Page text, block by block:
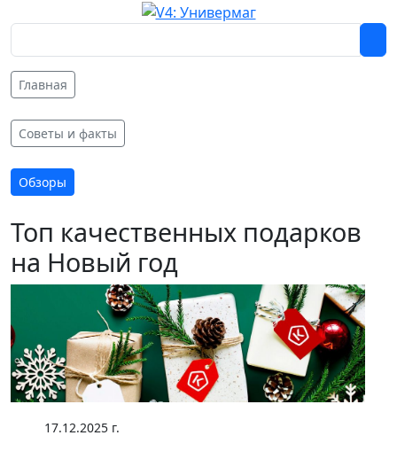
Главная
Советы и факты
Обзоры
Топ качественных подарков
на Новый год
17.12.2025 г.